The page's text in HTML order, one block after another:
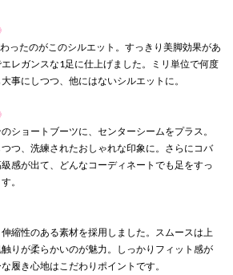
ったのがこのシルエット。すっきり美脚効果があ
レガンスな1足に仕上げました。ミリ単位で何度
事にしつつ、他にはないシルエットに。
ショートブーツに、センターシームをプラス。
つ、洗練されたおしゃれな印象に。さらにコバ
感が出て、どんなコーディネートでも足をすっ
。
縮性のある素材を採用しました。スムースは上
りが柔らかいのが魅力。しっかりフィット感が
履き心地はこだわりポイントです。